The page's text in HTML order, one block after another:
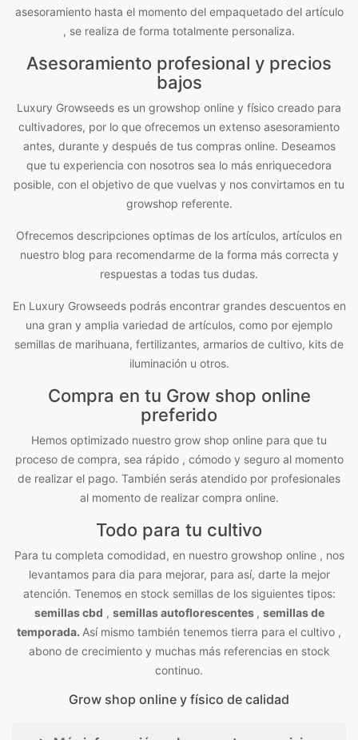
asesoramiento hasta el momento del empaquetado del artículo
, se realiza de forma totalmente personaliza.
Asesoramiento profesional y precios
bajos
Luxury Growseeds es un growshop online y físico creado para
cultivadores, por lo que ofrecemos un extenso asesoramiento
antes, durante y después de tus compras online. Deseamos
que tu experiencia con nosotros sea lo más enriquecedora
posible, con el objetivo de que vuelvas y nos convirtamos en tu
growshop referente.
Ofrecemos descripciones optimas de los artículos, artículos en
nuestro blog para recomendarme de la forma más correcta y
respuestas a todas tus dudas.
En Luxury Growseeds podrás encontrar grandes descuentos en
una gran y amplia variedad de artículos, como por ejemplo
semillas de marihuana, fertilizantes, armarios de cultivo, kits de
iluminación u otros.
Compra en tu Grow shop online
preferido
Hemos optimizado nuestro grow shop online para que tu
proceso de compra, sea rápido , cómodo y seguro al momento
de realizar el pago. También serás atendido por profesionales
al momento de realizar compra online.
Todo para tu cultivo
Para tu completa comodidad, en nuestro growshop online , nos
levantamos para dia para mejorar, para así, darte la mejor
atención. Tenemos en stock semillas de los siguientes tipos:
semillas cbd , semillas autoflorescentes , semillas de
temporada. Así mismo también tenemos tierra para el cultivo ,
abono de crecimiento y muchas más referencias en stock
continuo.
Grow shop online y físico de calidad